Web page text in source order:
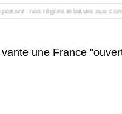
règles relatives aux
une France